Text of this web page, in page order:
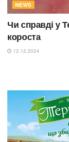
NEWS
Чи справді у
короста
12.12.2024